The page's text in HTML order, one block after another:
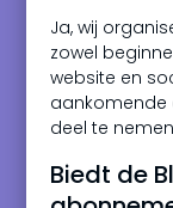
Ja, wij
zowel
website en
aankomende
deel te
Biedt de